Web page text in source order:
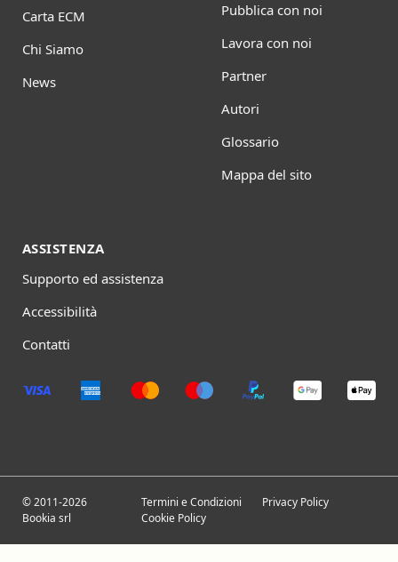
Carta ECM
Chi Siamo
News
Pubblica con noi
Lavora con noi
Partner
Autori
Glossario
Mappa del sito
ASSISTENZA
Supporto ed assistenza
Accessibilità
Contatti
© 2011-2026
Bookia srl
Termini e Condizioni
Privacy Policy
Cookie Policy